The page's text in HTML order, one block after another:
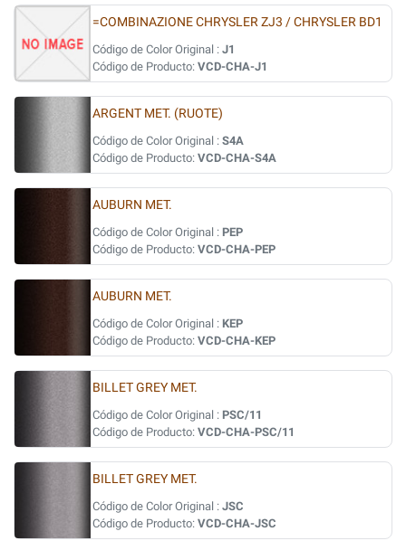
=COMBINAZIONE CHRYSLER ZJ3 / CHRYSLER BD1
Código de Color Original : J1
Código de Producto: VCD-CHA-J1
ARGENT MET. (RUOTE)
Código de Color Original : S4A
Código de Producto: VCD-CHA-S4A
AUBURN MET.
Código de Color Original : PEP
Código de Producto: VCD-CHA-PEP
AUBURN MET.
Código de Color Original : KEP
Código de Producto: VCD-CHA-KEP
BILLET GREY MET.
Código de Color Original : PSC/11
Código de Producto: VCD-CHA-PSC/11
BILLET GREY MET.
Código de Color Original : JSC
Código de Producto: VCD-CHA-JSC